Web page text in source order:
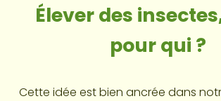
Élever des
pour qui ?
Cette idée est bien ancrée dans